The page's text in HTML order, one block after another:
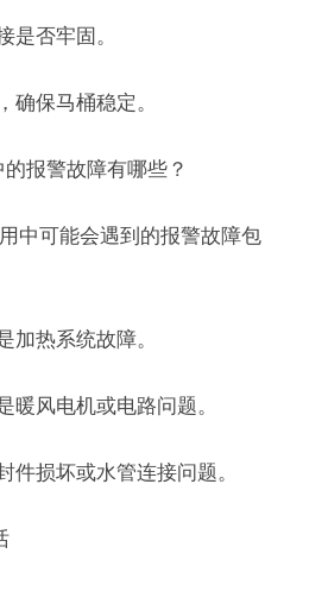
是否牢固。
确保马桶稳定。
报警故障有哪些？
中可能会遇到的报警故障包
加热系统故障。
暖风电机或电路问题。
件损坏或水管连接问题。